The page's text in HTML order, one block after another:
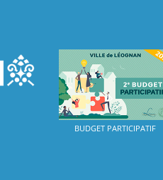
BUDGET PARTICIPATIF